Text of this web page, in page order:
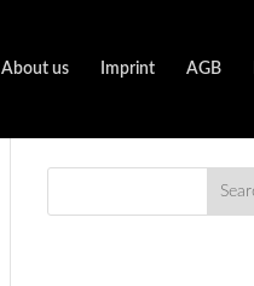
About us Imprint AGB